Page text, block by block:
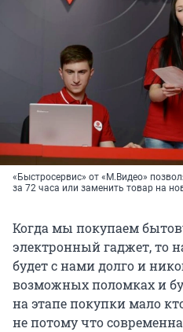
«Быстросервис» от «М.Видео»
за 72 часа или заменить товар на
Когда мы покупаем
электронный гаджет, то
будет с нами долго и
возможных поломках и
на этапе покупки мало
не потому что